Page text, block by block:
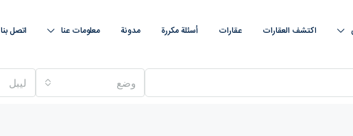
اكتشف العقارات عقارات أسئلة مكررة مدونة معلومات عنا اتصل بنا
وضع لیبل